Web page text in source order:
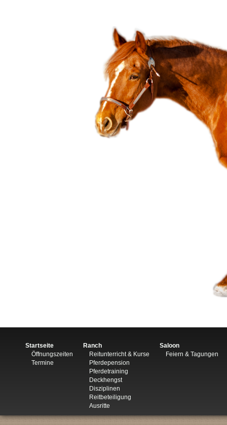
Startseite
Öffnungszeiten
Termine
Ranch
Reitunterricht & Kurse
Pferdepension
Pferdetraining
Deckhengst
Disziplinen
Reitbeteiligung
Ausritte
Saloon
Feiern & Tagungen